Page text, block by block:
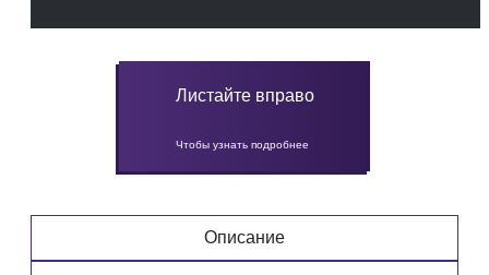
Листайте вправо
Чтобы узнать подробнее
Описание